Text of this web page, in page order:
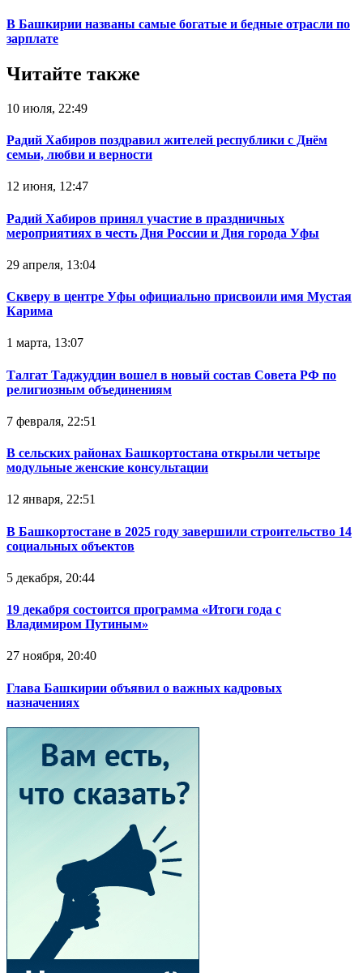
В Башкирии названы самые богатые и бедные отрасли по
зарплате
Читайте также
10 июля, 22:49
Радий Хабиров поздравил жителей республики с Днём
семьи, любви и верности
12 июня, 12:47
Радий Хабиров принял участие в праздничных
мероприятиях в честь Дня России и Дня города Уфы
29 апреля, 13:04
Скверу в центре Уфы официально присвоили имя Мустая
Карима
1 марта, 13:07
Талгат Таджуддин вошел в новый состав Совета РФ по
религиозным объединениям
7 февраля, 22:51
В сельских районах Башкортостана открыли четыре
модульные женские консультации
12 января, 22:51
В Башкортостане в 2025 году завершили строительство 14
социальных объектов
5 декабря, 20:44
19 декабря состоится программа «Итоги года с
Владимиром Путиным»
27 ноября, 20:40
Глава Башкирии объявил о важных кадровых
назначениях